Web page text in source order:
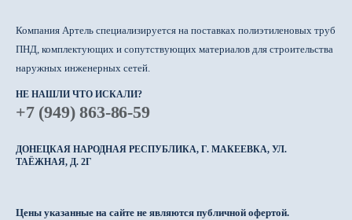
Компания Артель специализируется на поставках полиэтиленовых труб
ПНД, комплектующих и сопутствующих материалов для строительства
наружных инженерных сетей.
НЕ НАШЛИ ЧТО ИСКАЛИ?
+7 (949) 863-86-59
ДОНЕЦКАЯ НАРОДНАЯ РЕСПУБЛИКА, Г. МАКЕЕВКА, УЛ.
ТАЁЖНАЯ, Д. 2Г
Цены указанные на сайте не являются публичной офертой.